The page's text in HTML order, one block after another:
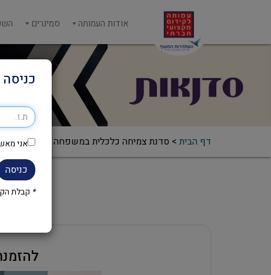
אודות העמותה סמינרים
דף הבית > סדנת צמיחה כלכלית במשפחה אני
כניסה
* קבלת